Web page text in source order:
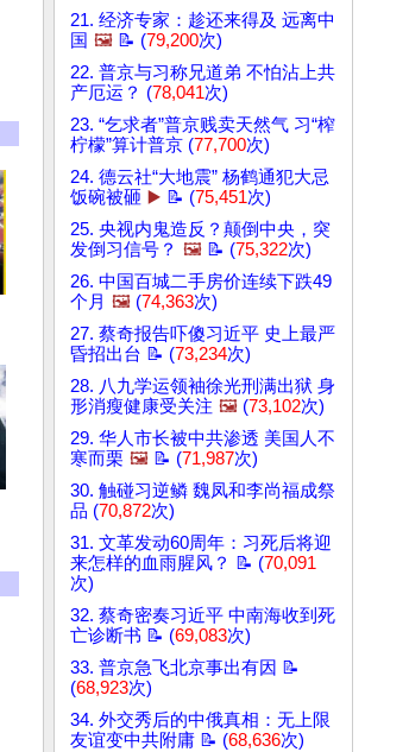
21. 经济专家：趁还来得及 远离中
国 🖼️ 📝 (79,200次)
22. 普京与习称兄道弟 不怕沾上共
产厄运？ (78,041次)
23. “乞求者”普京贱卖天然气 习“榨
柠檬”算计普京 (77,700次)
24. 德云社“大地震” 杨鹤通犯大忌
饭碗被砸 ▶️ 📝 (75,451次)
25. 央视内鬼造反？颠倒中央，突
发倒习信号？ 🖼️ 📝 (75,322次)
26. 中国百城二手房价连续下跌49
个月 🖼️ (74,363次)
27. 蔡奇报告吓傻习近平 史上最严
昏招出台 📝 (73,234次)
28. 八九学运领袖徐光刑满出狱 身
形消瘦健康受关注 🖼️ (73,102次)
29. 华人市长被中共渗透 美国人不
寒而栗 🖼️ 📝 (71,987次)
30. 触碰习逆鳞 魏凤和李尚福成祭
品 (70,872次)
31. 文革发动60周年：习死后将迎
来怎样的血雨腥风？ 📝 (70,091
次)
32. 蔡奇密奏习近平 中南海收到死
亡诊断书 📝 (69,083次)
33. 普京急飞北京事出有因 📝
(68,923次)
34. 外交秀后的中俄真相：无上限
友谊变中共附庸 📝 (68,636次)